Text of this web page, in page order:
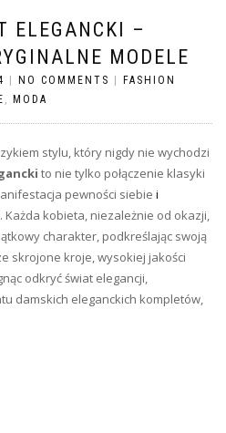
ELEGANCKI –
MODELE
| NO COMMENTS | FASHION
MODA
stylu, który nigdy nie wychodzi
to nie tylko połączenie klasyki
pewności siebie i
kobieta, niezależnie od okazji,
charakter, podkreślając swoją
skrojone kroje, wysokiej jakości
odkryć świat elegancji,
damskich eleganckich kompletów,